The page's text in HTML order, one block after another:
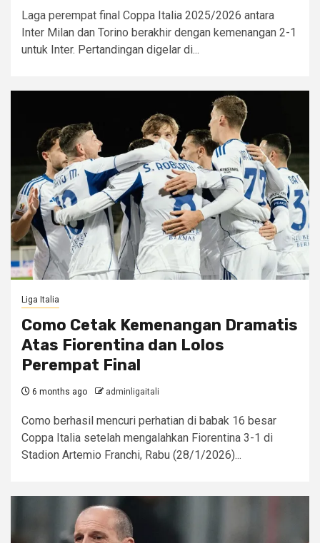
Laga perempat final Coppa Italia 2025/2026 antara
Inter Milan dan Torino berakhir dengan kemenangan 2-1
untuk Inter. Pertandingan digelar di...
Liga Italia
Como Cetak Kemenangan Dramatis
Atas Fiorentina dan Lolos
Perempat Final
6 months ago adminligaitali
Como berhasil mencuri perhatian di babak 16 besar
Coppa Italia setelah mengalahkan Fiorentina 3-1 di
Stadion Artemio Franchi, Rabu (28/1/2026)...